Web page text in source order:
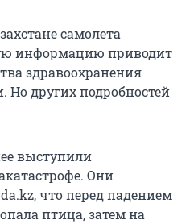
самолета
информацию приводит
здравоохранения
Но других подробностей
выступили
Они
что перед падением
птица, затем на